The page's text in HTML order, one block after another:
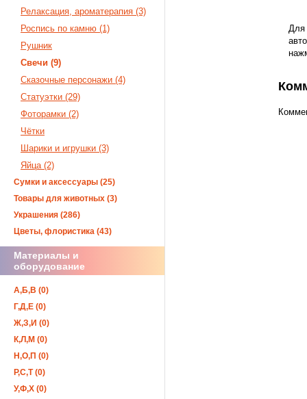
Для
Релаксация, ароматерапия (3)
Роспись по камню (1)
Рушник
Свечи (9)
Сказочные персонажи (4)
Статуэтки (29)
Фоторамки (2)
Чётки
Шарики и игрушки (3)
Яйца (2)
Сумки и аксессуары (25)
Товары для животных (3)
Украшения (286)
Цветы, флористика (43)
Материалы и
оборудование
А,Б,В (0)
Г,Д,Е (0)
Ж,З,И (0)
К,Л,М (0)
Н,О,П (0)
Р,С,Т (0)
У,Ф,Х (0)